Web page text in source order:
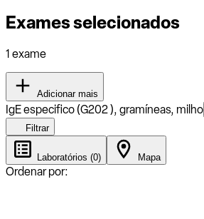
Exames selecionados
1 exame
Adicionar mais
IgE especifico (G202 ), gramíneas, milho
Filtrar
Laboratórios (0) Mapa
Ordenar por: